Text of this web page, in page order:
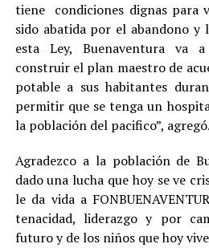
tiene condiciones dignas para
sido abatida por el abandono
esta Ley, Buenaventura va
construir el plan maestro de
potable a sus habitantes
permitir que se tenga un
la población del pacifico”, agregó.
Agradezco a la población de
dado una lucha que hoy se ve
le da vida a
tenacidad, liderazgo y por
futuro y de los niños que hoy